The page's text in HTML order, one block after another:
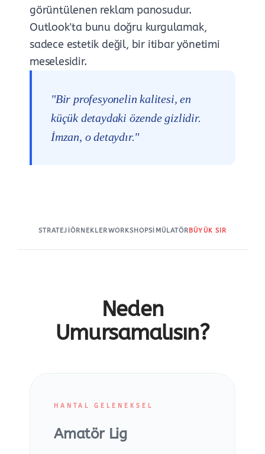
görüntülenen reklam panosudur.
Outlook'ta bunu doğru kurgulamak,
sadece estetik değil, bir itibar yönetimi
meselesidir.
"Bir profesyonelin kalitesi, en
küçük detaydaki özende gizlidir.
İmzan, o detaydır."
STRATEJIÖRNEKLERWORKSHOPSIMÜLATÖRBÜYÜK SIR
Neden
Umursamalısın?
HANTAL GELENEKSEL
Amatör Lig